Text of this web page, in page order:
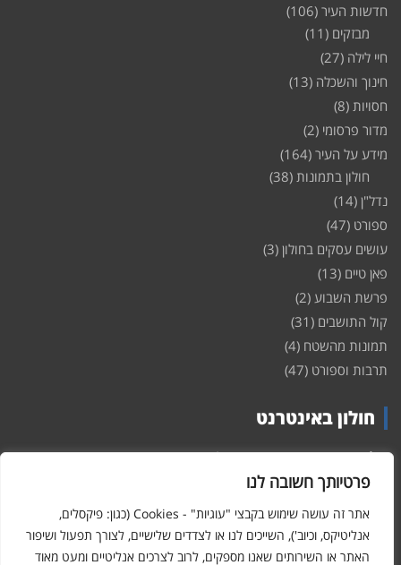
פרטיותך חשובה לנו
אתר זה עושה שימוש בקבצי "עוגיות" - Cookies (כגון: פיקסלים,
אנליטיקס, וכיוב'), השייכים לנו או לצדדים שלישיים, לצורך תפעול ושיפור
האתר או השירותים שאנו מספקים, לרוב לצרכים אנליטיים ומעט מאוד
חדשות העיר (106)
מבזקים (11)
חיי לילה (27)
חינוך והשכלה (13)
חסויות (8)
מדור פרסומי (2)
מידע על העיר (164)
חולון בתמונות (38)
נדל"ן (14)
ספורט (47)
עושים עסקים בחולון (3)
פאן טיים (13)
פרשת השבוע (2)
קול התושבים (31)
תמונות מהשטח (4)
תרבות וספורט (47)
חולון באינטרנט
חולוןבאינטרנט – האתר שמביא לכם עדכונים ומידע מהשטח מהעיר
חולון. במה פתוחה לקול תושבי חולון באינטרנט, מידע על
ופרוייקטים חדשים בעיר, חיי לילה, וכן טורי דעה, עסקים בחולון, ודיונים על
הנעשה בעיר. אתם מוזמנים ומוזמנות להשתתף בדיון ולשלוח לנו כתבות
ואף להגיב על הכתבות המפורסמות באתר.